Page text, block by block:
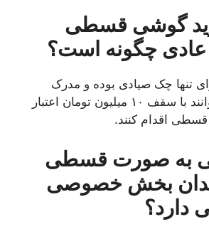
گوشی قسطی
عادی چگونه است؟
تنها چک صیادی بوده و مدرک
شغلی ندارند، میتوانند با سقف ۱۰ میلیون تومان اعتبار
اقدام کنند.
به صورت قسطی
بخش خصوصی
دارد؟